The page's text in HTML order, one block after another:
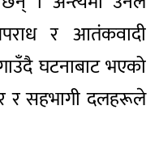
र आतंकवादी
घटनाबाट भएको
र सहभागी दलहरूले